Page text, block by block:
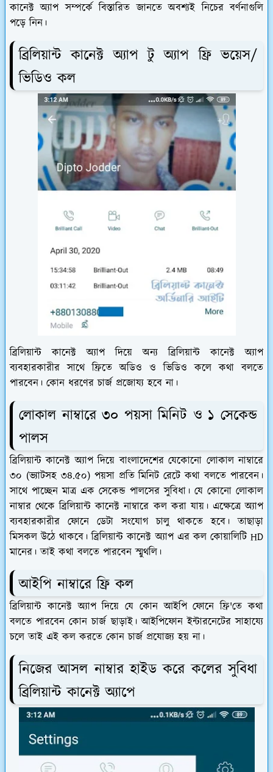
কানেক্ট অ্যাপ সম্পর্কে বিস্তারিত জানতে অবশ্যই নিচের বর্ণনাগুলি
পড়ে নিন।
ব্রিলিয়ান্ট কানেক্ট অ্যাপ টু অ্যাপ ফ্রি ভয়েস/
ভিডিও কল
ব্রিলিয়ান্ট কানেক্ট অ্যাপ দিয়ে অন্য ব্রিলিয়ান্ট কানেক্ট অ্যাপ
ব্যবহারকারীর সাথে ফ্রিতে অডিও ও ভিডিও কলে কথা বলতে
পারবেন। কোন ধরণের চার্জ প্রজোয্য হবে না।
লোকাল নাম্বারে ৩০ পয়সা মিনিট ও ১ সেকেন্ড
পালস
ব্রিলিয়ান্ট কানেক্ট অ্যাপ দিয়ে বাংলাদেশের যেকোনো লোকাল নাম্বারে
৩০ (ভ্যাটসহ ৩৪.৫০) পয়সা প্রতি মিনিট রেটে কথা বলতে পারবেন।
সাথে পাচ্ছেন মাত্র এক সেকেন্ড পালসের সুবিধা। যে কোনো লোকাল
নাম্বার থেকে ব্রিলিয়ান্ট কানেক্ট নাম্বারে কল করা যায়। এক্ষেত্রে অ্যাপ
ব্যবহারকারীর ফোনে ডেটা সংযোগ চালু থাকতে হবে। তাছাড়া
মিসকল উঠে থাকবে। ব্রিলিয়ান্ট কানেক্ট অ্যাপ এর কল কোয়ালিটি HD
মানের। তাই কথা বলতে পারবেন স্মুথলি।
আইপি নাম্বারে ফ্রি কল
ব্রিলিয়ান্ট কানেক্ট অ্যাপ দিয়ে যে কোন আইপি ফোনে ফ্রি'তে কথা
বলতে পারবেন কোন চার্জ ছাড়াই। আইপিফোন ইন্টারনেটের সাহায্যে
চলে তাই এই কল করতে কোন চার্জ প্রযোজ্য হয় না।
নিজের আসল নাম্বার হাইড করে কলের সুবিধা
ব্রিলিয়ান্ট কানেক্ট অ্যাপে